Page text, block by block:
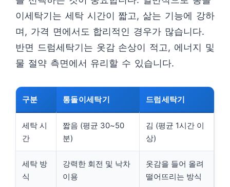
이세탁기는 세탁 시간이 짧고, 삶는 기능에 강하
며, 가격 면에서도 합리적인 경우가 많습니다.
반면 드럼세탁기는 옷감 손상이 적고, 에너지 및
물 절약 측면에서 유리할 수 있습니다.
구분 통돌이세탁기 드럼세탁기
세탁 시
간
짧음 (평균 30~50
분)
김 (평균 1시간 이
상)
세탁 방
식
강력한 회전 및 낙차
이용
옷감을 들어 올려
떨어뜨리는 방식